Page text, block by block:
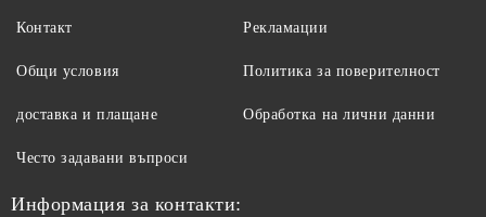
Контакт
Общи условия
доставка и плащане
Рекламации
Политика за поверителност
Обработка на лични данни
Често задавани въпроси
Информация за контакти: